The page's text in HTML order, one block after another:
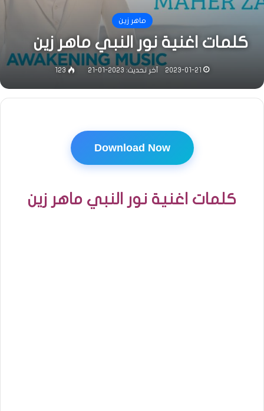
ماهر زين
كلمات اغنية نور النبي ماهر زين
2023-01-21 آخر تحديث: 2023-01-21 123
Download Now
كلمات اغنية نور النبي ماهر زين